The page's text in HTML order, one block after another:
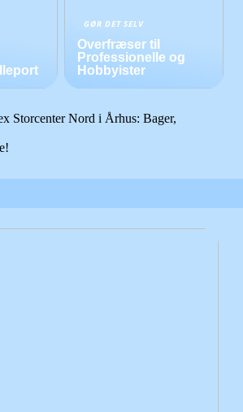
GØR DET SELV
Overfræser til
Professionelle og
Hobbyister
Storcenter Nord i Århus: Bager,